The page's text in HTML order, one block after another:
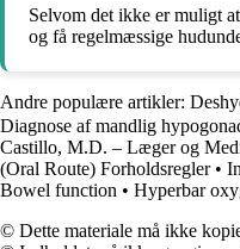
Selvom det ikke er muligt
og få regelmæssige
Andre populære artikler:
Diagnose af mandlig
Castillo, M.D. – Læger og
(Oral Route) Forholdsregler•
Bowel function • Hyperbar
© Dette materiale må ikke